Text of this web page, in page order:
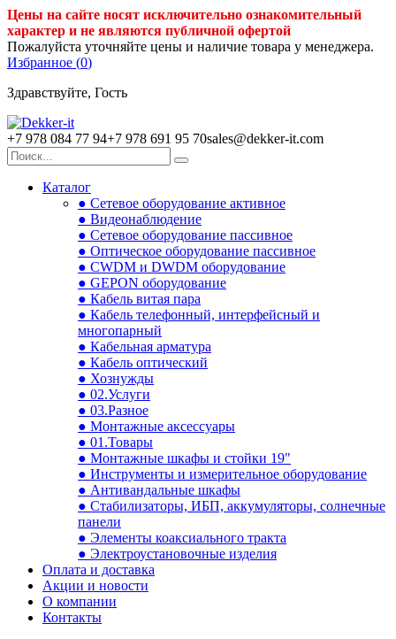
Цены на сайте носят исключительно ознакомительный
характер и не являются публичной офертой
Пожалуйста уточняйте цены и наличие товара у менеджера.
Избранное (0)
Здравствуйте, Гость
+7 978 084 77 94+7 978 691 95 70sales@dekker-it.com
Каталог
● Сетевое оборудование активное
● Видеонаблюдение
● Сетевое оборудование пассивное
● Оптическое оборудование пассивное
● CWDM и DWDM оборудование
● GEPON оборудование
● Кабель витая пара
● Кабель телефонный, интерфейсный и
многопарный
● Кабельная арматура
● Кабель оптический
● Хознужды
● 02.Услуги
● 03.Разное
● Монтажные аксессуары
● 01.Товары
● Монтажные шкафы и стойки 19"
● Инструменты и измерительное оборудование
● Антивандальные шкафы
● Стабилизаторы, ИБП, аккумуляторы, солнечные
панели
● Элементы коаксиального тракта
● Электроустановочные изделия
Оплата и доставка
Акции и новости
О компании
Контакты